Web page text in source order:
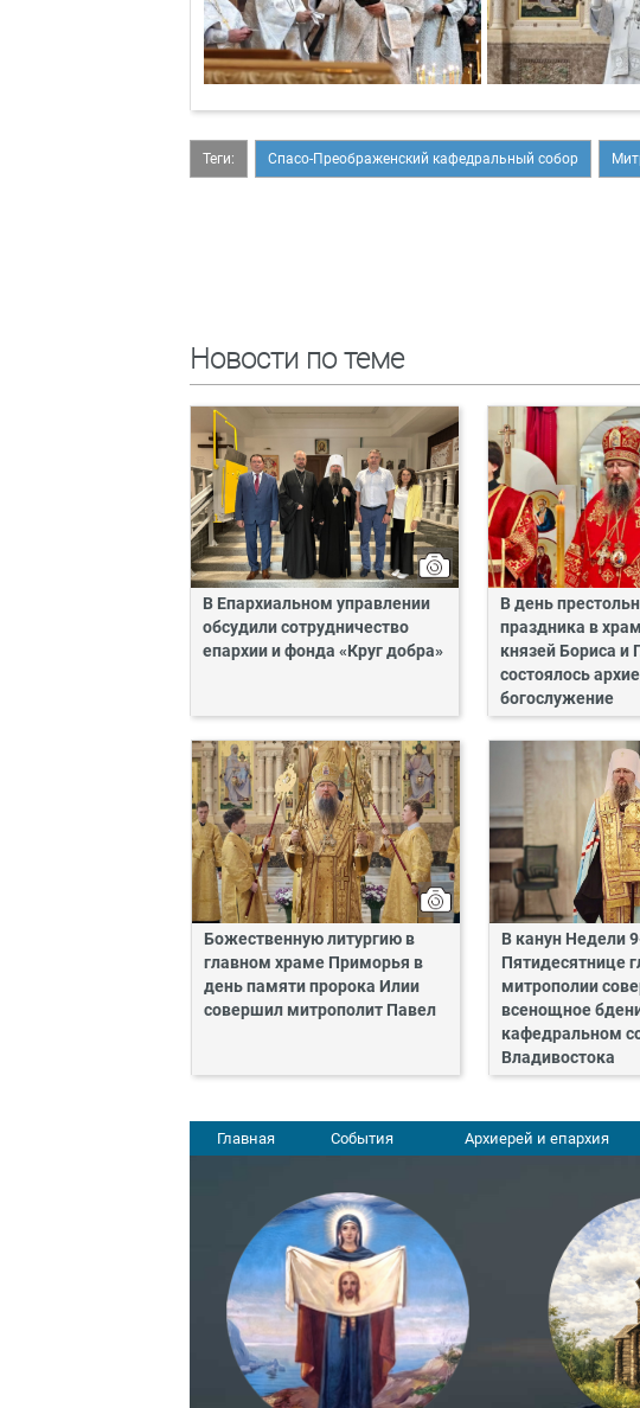
Теги: Спасо-Преображенский кафедральный собор
Новости по теме
В Епархиальном управлении
обсудили сотрудничество
епархии и фонда «Круг добра»
В день
праздника в
князей Бориса и
состоялось
богослужение
Божественную литургию в
главном храме Приморья в
день памяти пророка Илии
совершил митрополит Павел
В канун Недели
Пятидесятнице
митрополии
всенощное
кафедральном
Владивостока
Главная События Архиерей и епархия